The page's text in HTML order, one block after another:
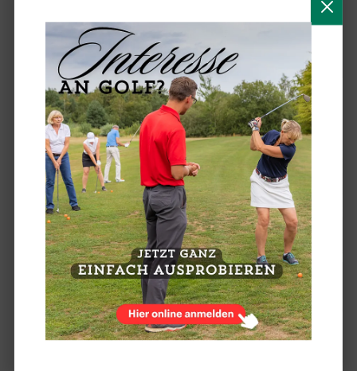
FOTOS VOM CUP DES PRÄSIDENTEN 2025 - FOTOGRAFIN
SYLVIA BOTHMER